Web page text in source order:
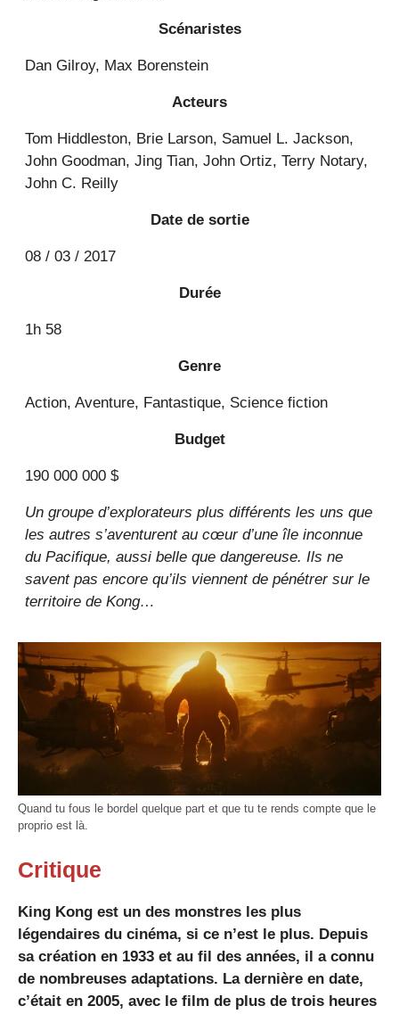
Scénaristes
Dan Gilroy, Max Borenstein
Acteurs
Tom Hiddleston, Brie Larson, Samuel L. Jackson,
John Goodman, Jing Tian, John Ortiz, Terry Notary,
John C. Reilly
Date de sortie
08 / 03 / 2017
Durée
1h 58
Genre
Action, Aventure, Fantastique, Science fiction
Budget
190 000 000 $
Un groupe d’explorateurs plus différents les uns que
les autres s’aventurent au cœur d’une île inconnue
du Pacifique, aussi belle que dangereuse. Ils ne
savent pas encore qu’ils viennent de pénétrer sur le
territoire de Kong…
Quand tu fous le bordel quelque part et que tu te rends compte que le
proprio est là.
Critique
King Kong est un des monstres les plus
légendaires du cinéma, si ce n’est le plus. Depuis
sa création en 1933 et au fil des années, il a connu
de nombreuses adaptations. La dernière en date,
c’était en 2005, avec le film de plus de trois heures